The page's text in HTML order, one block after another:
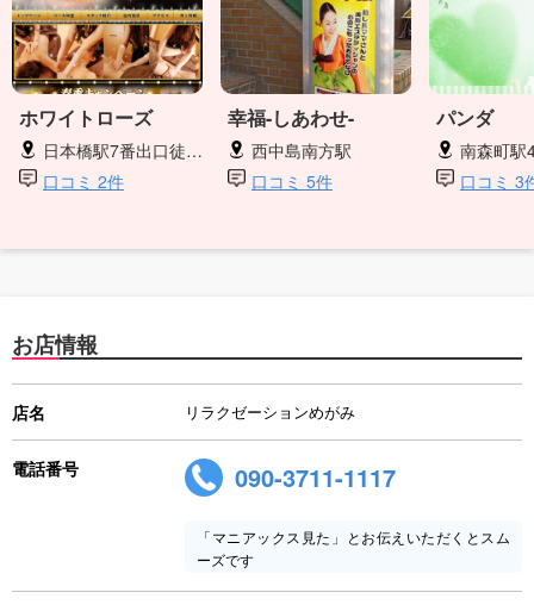
ホワイトローズ
日本橋駅7番出口徒歩2分
口コミ 2件
幸福-しあわせ-
西中島南方駅
口コミ 5件
パンダ
南森町駅
口コミ 3
お店情報
店名 リラクゼーションめがみ
電話番号 090-3711-1117
「マニアックス見た」とお伝えいただくとスム
ーズです